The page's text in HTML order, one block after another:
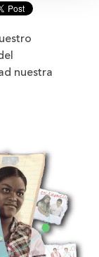
nuestra